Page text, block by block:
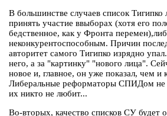
В большинстве случаев список
принять участие ввыборах (хотя его
бедственное, как у Фронта
неконкурентоспособным. Причин
авторитет самого Тигипко изрядно
него, а за "картинку" "нового лица".
новое и, главное, он уже показал, чем и
Либеральные реформаторы СПИДом не
их никто не любит...
Во-вторых, качество списков СУ будет